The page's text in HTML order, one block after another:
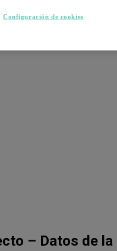
– Datos de
Configuración de cookies